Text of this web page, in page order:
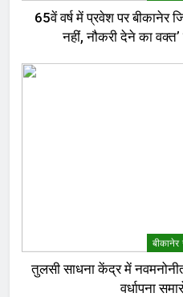
65वें वर्ष में प्रवेश पर बीकानेर
नहीं, नौकरी देने का
तुलसी साधना केंद्र में नवमनोनीत
वर्धापना